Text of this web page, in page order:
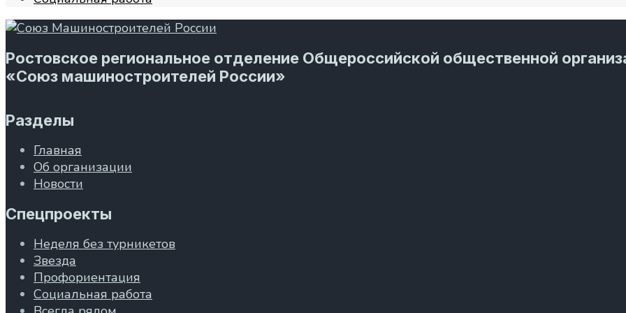
Ростовское региональное отделение Общероссийской общественной
«Союз машиностроителей России»
Разделы
Главная
Об организации
Новости
Спецпроекты
Неделя без турникетов
Звезда
Профориентация
Социальная работа